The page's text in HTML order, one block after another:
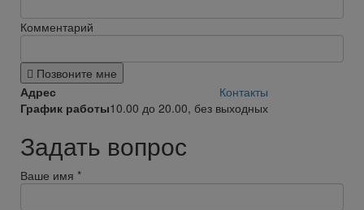
Комментарий
Позвоните мне
Адрес
Контакты
График работы10.00 до 20.00, без выходных
Задать вопрос
Ваше имя *